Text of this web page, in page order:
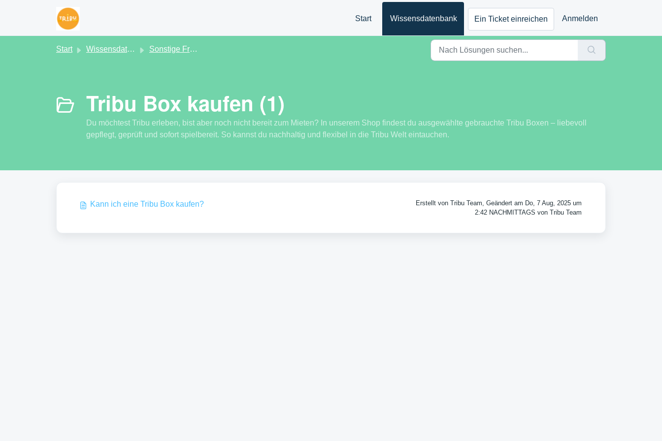
Start
Wissensdatenbank Ein Ticket einreichen Anmelden
Start Wissensdatenbank Sonstige Fragen
Tribu Box kaufen (1)
Du möchtest Tribu erleben, bist aber noch nicht bereit zum Mieten? In unserem Shop findest du ausgewählte gebrauchte Tribu Boxen – liebevoll
gepflegt, geprüft und sofort spielbereit. So kannst du nachhaltig und flexibel in die Tribu Welt eintauchen.
Kann ich eine Tribu Box kaufen?
Erstellt von Tribu Team, Geändert am Do, 7 Aug, 2025 um
2:42 NACHMITTAGS von Tribu Team